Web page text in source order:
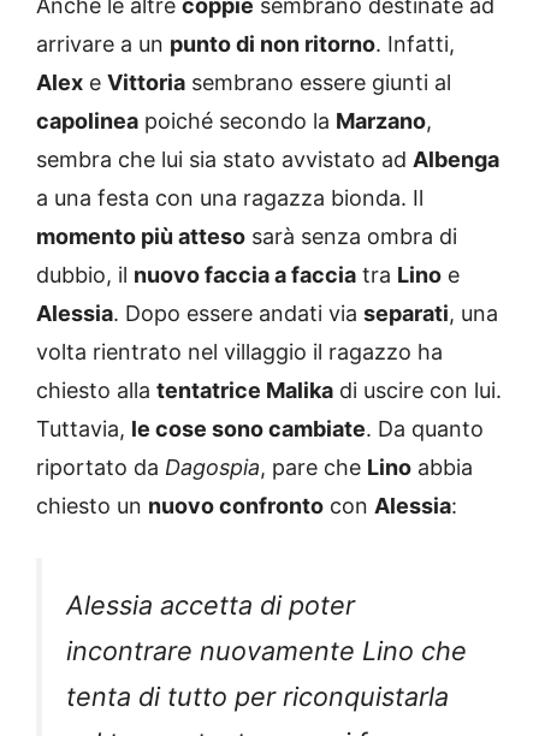
Anche le altre coppie sembrano destinate ad
arrivare a un punto di non ritorno. Infatti,
Alex e Vittoria sembrano essere giunti al
capolinea poiché secondo la Marzano,
sembra che lui sia stato avvistato ad Albenga
a una festa con una ragazza bionda. Il
momento più atteso sarà senza ombra di
dubbio, il nuovo faccia a faccia tra Lino e
Alessia. Dopo essere andati via separati, una
volta rientrato nel villaggio il ragazzo ha
chiesto alla tentatrice Malika di uscire con lui.
Tuttavia, le cose sono cambiate. Da quanto
riportato da Dagospia, pare che Lino abbia
chiesto un nuovo confronto con Alessia:
Alessia accetta di poter
incontrare nuovamente Lino che
tenta di tutto per riconquistarla